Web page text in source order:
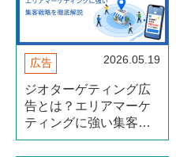
広告 2026.05.19
ジオターゲティング広
告とは？エリアマーケ
ティングに強い集客戦
略を徹底解説